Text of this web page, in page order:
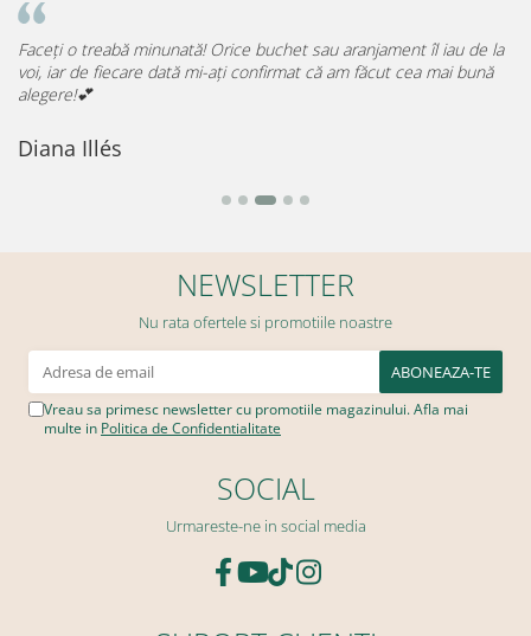
Diana Illés
Faceți o treabă minunată! Orice buchet sau aranjament îl iau de la
voi, iar de fiecare dată mi-ați confirmat că am făcut cea mai bună
alegere!💕
NEWSLETTER
Nu rata ofertele si promotiile noastre
Vreau sa primesc newsletter cu promotiile magazinului. Afla mai
multe in Politica de Confidentialitate
SOCIAL
Urmareste-ne in social media